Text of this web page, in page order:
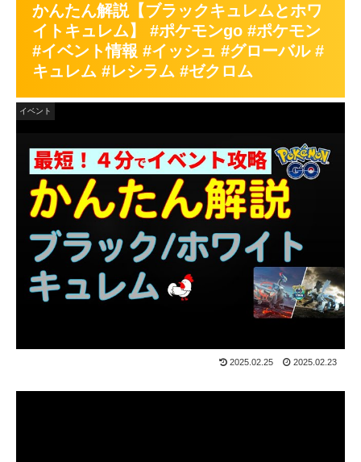
かんたん解説【ブラックキュレムとホワ
イトキュレム】 #ポケモンgo #ポケモン
#イベント情報 #イッシュ #グローバル #
キュレム #レシラム #ゼクロム
イベント
2025.02.25 2025.02.23